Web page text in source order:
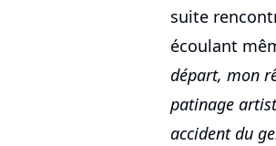
suite
écoulant
départ, mon
patinage
accident du